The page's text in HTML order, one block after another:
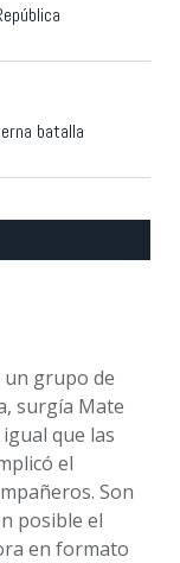
batalla
un grupo de
surgía Mate
que las
el
Son
posible el
en formato